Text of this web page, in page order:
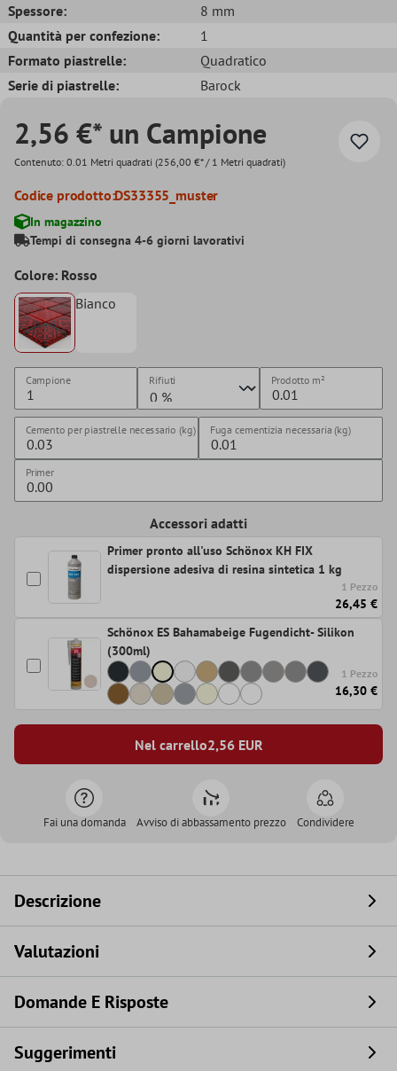
Spessore:
8 mm
Quantità per confezione:
1
Formato piastrelle:
Quadratico
Serie di piastrelle:
Barock
2,56 €* un Campione
Contenuto: 0.01 Metri quadrati (256,00 €* / 1 Metri quadrati)
Codice prodotto:DS33355_muster
In magazzino
Tempi di consegna 4-6 giorni lavorativi
Colore: Rosso
Bianco
Campione Rifiuti Prodotto m²
Cemento per piastrelle necessario (kg) Fuga cementizia necessaria (kg)
Primer
Accessori adatti
Primer pronto all'uso Schönox KH FIX
dispersione adesiva di resina sintetica 1 kg
1 Pezzo
26,45 €
Schönox ES Bahamabeige Fugendicht- Silikon
(300ml)
1 Pezzo
16,30 €
Nel carrello2,56EUR
Fai una domanda Avviso di abbassamento prezzo Condividere
Descrizione
Valutazioni
Domande E Risposte
Suggerimenti